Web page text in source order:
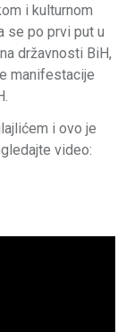
i kulturnom
se po prvi put u
državnosti BiH,
manifestacije
i ovo je
video: